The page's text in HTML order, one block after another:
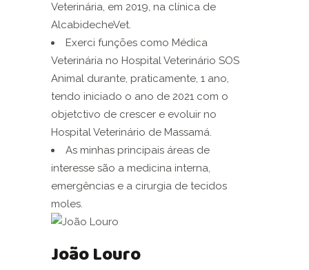
Veterinária, em 2019, na clínica de
AlcabidecheVet.
Exerci funções como Médica
Veterinária no Hospital Veterinário SOS
Animal durante, praticamente, 1 ano,
tendo iniciado o ano de 2021 com o
objetctivo de crescer e evoluir no
Hospital Veterinário de Massamá.
As minhas principais áreas de
interesse são a medicina interna,
emergências e a cirurgia de tecidos
moles.
João Louro